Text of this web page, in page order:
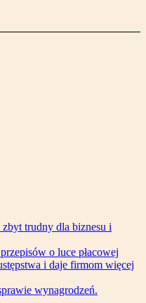
trudny dla biznesu i
o luce płacowej
i daje firmom więcej
wynagrodzeń.